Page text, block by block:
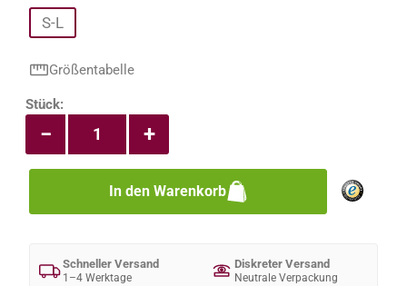
S-L
Größentabelle
Produkt Anzahl: Gib den gewünschten
Stück:
+
−
In den Warenkorb
Schneller Versand
1–4 Werktage
Diskreter Versand
Neutrale Verpackung